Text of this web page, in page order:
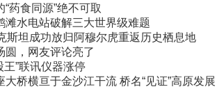
药食同源”绝不可取
滩水电站破解三大世界级难题
斯坦成功放归阿穆尔虎重返历史栖息地
圆，网友评论亮了
王”联讯仪器涨停
大桥横亘于金沙江干流 桥名“见证”高原发展